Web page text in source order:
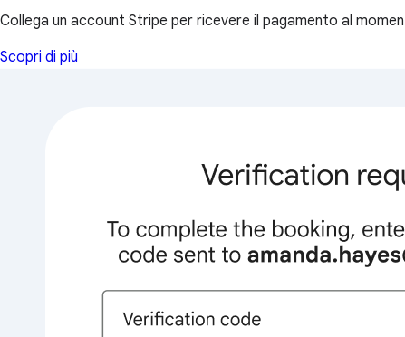
Collega un account Stripe per ricevere il pagamento al
Scopri di più